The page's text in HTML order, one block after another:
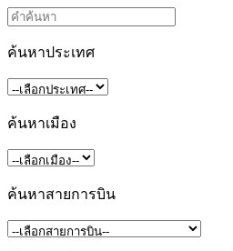
ค้นหาประเทศ
ค้นหาเมือง
ค้นหาสายการบิน